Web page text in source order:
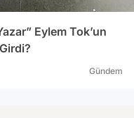
Eylem Tok’un
Gündem